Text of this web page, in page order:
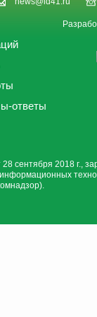
ответы
сентября 2018 г.,